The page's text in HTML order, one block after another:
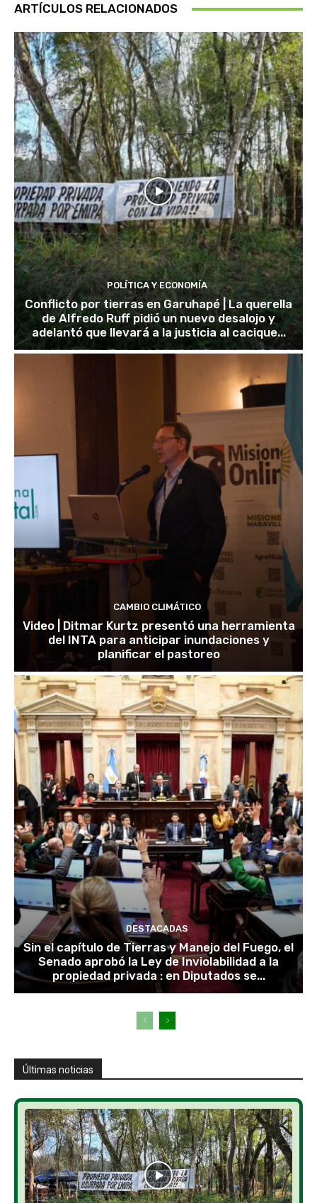
ARTÍCULOS RELACIONADOS
POLÍTICA Y ECONOMÍA
Conflicto por tierras en Garuhapé | La querella
de Alfredo Ruff pidió un nuevo desalojo y
adelantó que llevará a la justicia al cacique...
CAMBIO CLIMÁTICO
Video | Ditmar Kurtz presentó una herramienta
del INTA para anticipar inundaciones y
planificar el pastoreo
DESTACADAS
Sin el capítulo de Tierras y Manejo del Fuego, el
Senado aprobó la Ley de Inviolabilidad a la
propiedad privada : en Diputados se...
Últimas noticias